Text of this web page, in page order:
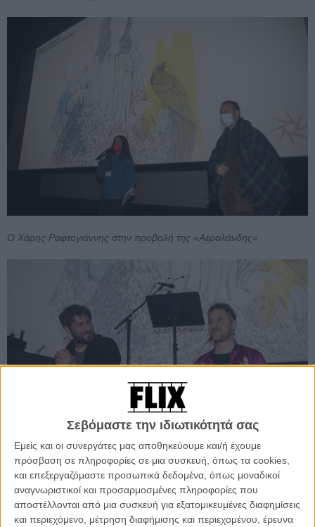
Σεβόμαστε την ιδιωτικότητά σας
Εμείς και οι συνεργάτες μας αποθηκεύουμε και/ή έχουμε
πρόσβαση σε πληροφορίες σε μια συσκευή, όπως τα cookies,
και επεξεργαζόμαστε προσωπικά δεδομένα, όπως μοναδικοί
αναγνωριστικοί και προσαρμοσμένες πληροφορίες που
αποστέλλονται από μια συσκευή για εξατομικευμένες διαφημίσεις
και περιεχόμενο, μέτρηση διαφήμισης και περιεχομένου, έρευνα
Ο Χάρης Ραφτογιάννης στην προβολή της «Αεραλάνδης»